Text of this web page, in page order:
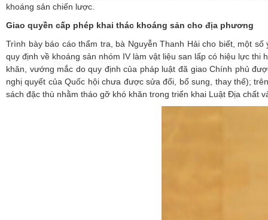
khoáng sản chiến lược.
Giao quyền cấp phép khai thác khoáng sản cho địa phương
Trình bày báo cáo thẩm tra, bà Nguyễn Thanh Hải cho biết, một
quy định về khoáng sản nhóm IV làm vật liệu san lấp có hiệu lực
khăn, vướng mắc do quy định của pháp luật đã giao Chính phủ
nghị quyết của Quốc hội chưa được sửa đổi, bổ sung, thay thế);
sách đặc thù nhằm tháo gỡ khó khăn trong triển khai Luật Địa chất